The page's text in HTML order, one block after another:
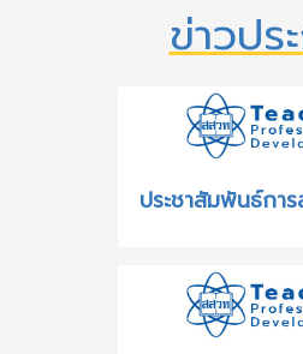
ข่าวปร